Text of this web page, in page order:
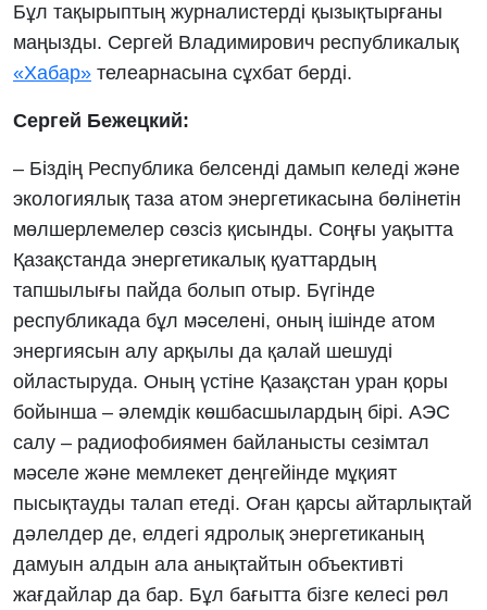
Бұл тақырыптың журналистерді қызықтырғаны
маңызды. Сергей Владимирович республикалық
«Хабар» телеарнасына сұхбат берді.
Сергей Бежецкий:
– Біздің Республика белсенді дамып келеді және
экологиялық таза атом энергетикасына бөлінетін
мөлшерлемелер сөзсіз қисынды. Соңғы уақытта
Қазақстанда энергетикалық қуаттардың
тапшылығы пайда болып отыр. Бүгінде
республикада бұл мәселені, оның ішінде атом
энергиясын алу арқылы да қалай шешуді
ойластыруда. Оның үстіне Қазақстан уран қоры
бойынша – әлемдік көшбасшылардың бірі. АЭС
салу – радиофобиямен байланысты сезімтал
мәселе және мемлекет деңгейінде мұқият
пысықтауды талап етеді. Оған қарсы айтарлықтай
дәлелдер де, елдегі ядролық энергетиканың
дамуын алдын ала анықтайтын объективті
жағдайлар да бар. Бұл бағытта бізге келесі рөл